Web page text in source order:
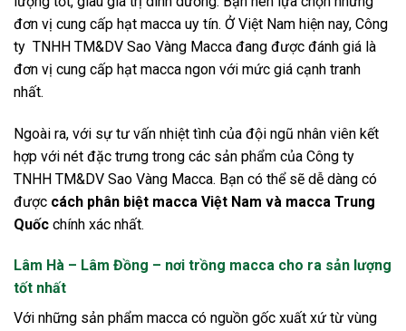
đơn vị cung cấp hạt macca uy tín. Ở Việt Nam hiện nay, Công
ty TNHH TM&DV Sao Vàng Macca đang được đánh giá là
đơn vị cung cấp hạt macca ngon với mức giá cạnh tranh
nhất.
Ngoài ra, với sự tư vấn nhiệt tình của đội ngũ nhân viên kết
hợp với nét đặc trưng trong các sản phẩm của Công ty
TNHH TM&DV Sao Vàng Macca. Bạn có thể sẽ dễ dàng có
được cách phân biệt macca Việt Nam và macca Trung
Quốc chính xác nhất.
Lâm Hà – Lâm Đồng – nơi trồng macca cho ra sản lượng
tốt nhất
Với những sản phẩm macca có nguồn gốc xuất xứ từ vùng